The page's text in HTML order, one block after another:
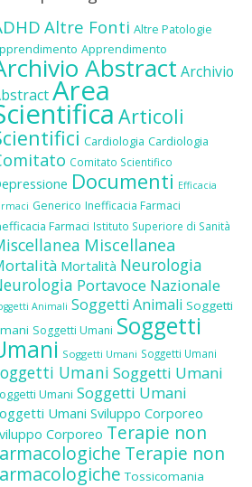
Altre Fonti Altre Patologie
Apprendimento
Abstract Archivio
Area
Articoli
Cardiologia Cardiologia
Comitato Scientifico
Documenti Efficacia
Generico Inefficacia Farmaci
Farmaci Istituto Superiore di Sanità
Miscellanea
Mortalità Neurologia
Portavoce Nazionale
Animali Soggetti Animali Soggetti
Soggetti Umani Soggetti
Soggetti Umani Soggetti Umani
Umani Soggetti Umani
Umani Soggetti Umani
Umani Sviluppo Corporeo
Corporeo Terapie non
Terapie non
Tossicomania